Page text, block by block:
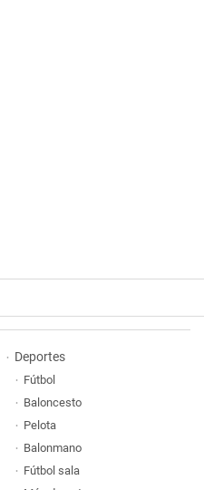
Deportes
Fútbol
Baloncesto
Pelota
Balonmano
Fútbol sala